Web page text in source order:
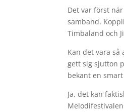
Det var först
samband.
Timbaland och
Kan det vara
gett sig sjutton
bekant en
Ja, det kan